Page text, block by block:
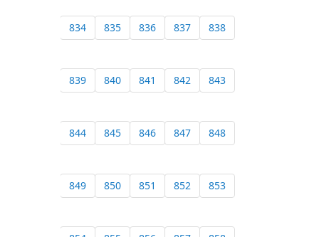
834 835 836 837 838
839 840 841 842 843
844 845 846 847 848
849 850 851 852 853